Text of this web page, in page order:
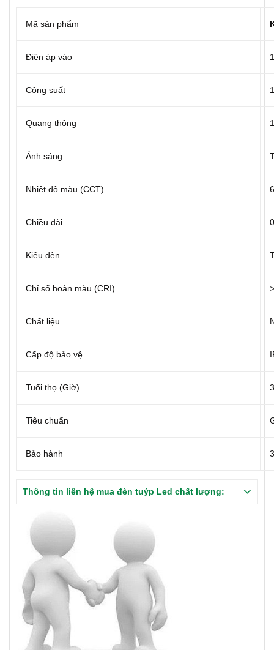
Mã sản phẩm
Điện áp vào
Công suất
Quang thông
Ánh sáng
Nhiệt độ màu (CCT)
Chiều dài
Kiểu đèn
Chỉ số hoàn màu (CRI)
Chất liệu
Cấp độ bảo vệ
Tuổi thọ (Giờ)
Tiêu chuẩn
Bảo hành
Thông tin liên hệ mua đèn tuýp Led chất lượng: